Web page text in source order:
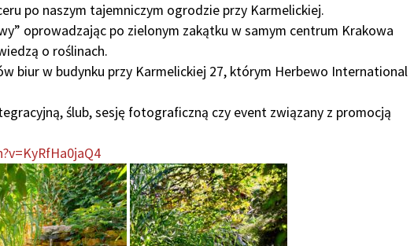
po naszym tajemniczym ogrodzie przy Karmelickiej.
oprowadzając po zielonym zakątku w samym centrum Krakowa
o roślinach.
biur w budynku przy Karmelickiej 27, którym Herbewo International
ślub, sesję fotograficzną czy event związany z promocją